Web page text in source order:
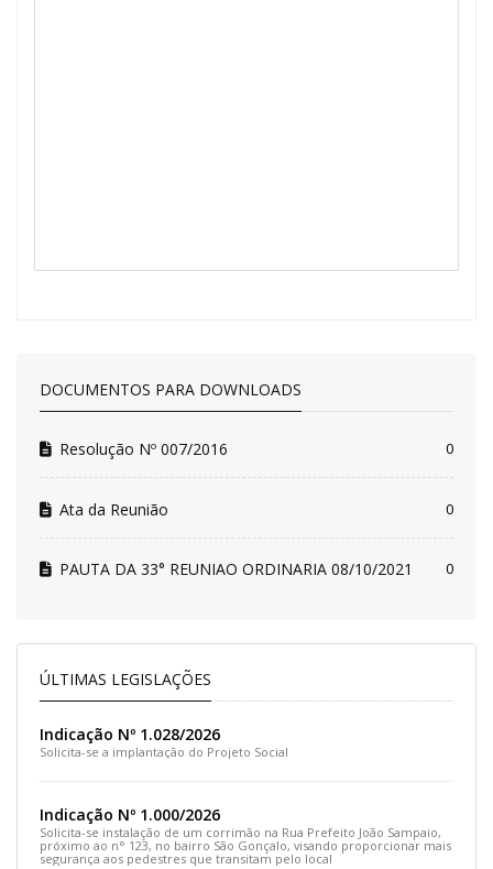
DOCUMENTOS PARA DOWNLOADS
Resolução Nº 007/2016 0
Ata da Reunião 0
PAUTA DA 33° REUNIAO ORDINARIA 08/10/2021 0
ÚLTIMAS LEGISLAÇÕES
Indicação Nº 1.028/2026
Solicita-se a implantação do Projeto Social
Indicação Nº 1.000/2026
Solicita-se instalação de um corrimão na Rua Prefeito João Sampaio,
próximo ao n° 123, no bairro São Gonçalo, visando proporcionar mais
segurança aos pedestres que transitam pelo local